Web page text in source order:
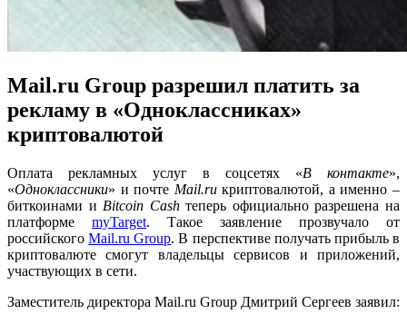
Mail.ru Group разрешил платить за
рекламу в «Одноклассниках»
криптовалютой
Оплата рекламных услуг в соцсетях «В контакте»,
«Одноклассники» и почте Mail.ruкриптовалютой, а именно –
биткоинами и Bitcoin Cashтеперь официально разрешена на
платформе myTarget. Такое заявление прозвучало от
российскогоMail.ru Group. В перспективе получать прибыль в
криптовалюте смогут владельцы сервисов и приложений,
участвующих в сети.
Заместитель директора Mail.ru Group Дмитрий Сергеев заявил: